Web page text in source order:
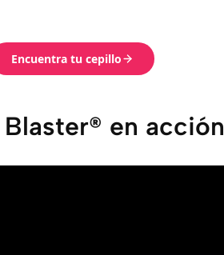
Encuentra tu cepillo
en acción